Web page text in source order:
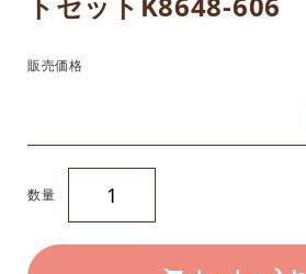
販売価格
数量